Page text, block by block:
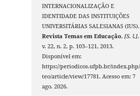
INTERNACIONALIZAÇÃO E
IDENTIDADE DAS INSTITUIÇÕES
UNIVERSITÁRIAS SALESIANAS (IUS).
Revista Temas em Educação,[S. l.],
v. 22, n. 2, p. 103–121, 2013.
Disponível em:
https://periodicos.ufpb.br/
teo/article/view/17781. Acesso em: 7
ago. 2026.